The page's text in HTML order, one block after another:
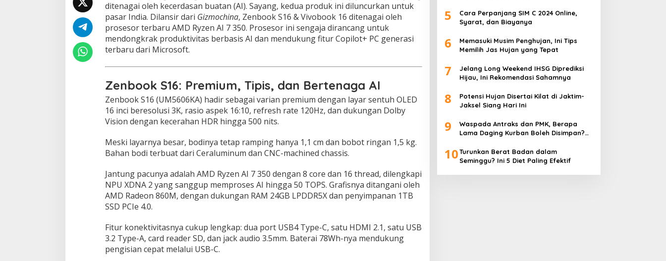
6
&
V
v
o
o
k
1
6
,
U
u
n
g
r
o
s
e
s
r
R
y
ditenagai oleh kecerdasan buatan (AI). Sayang, kedua produk ini diluncurkan untuk
pasar India. Dilansir dari Gizmochina, Zenbook S16 & Vivobook 16 ditenagai oleh
prosesor terbaru AMD Ryzen AI 7 350. Prosesor ini sengaja dirancang untuk
mendongkrak produktivitas berbasis AI dan mendukung fitur Copilot+ PC generasi
terbaru dari Microsoft.
Zenbook S16: Premium, Tipis, dan Bertenaga AI
Zenbook S16 (UM5606KA) hadir sebagai varian premium dengan layar sentuh OLED
16 inci beresolusi 3K, rasio aspek 16:10, refresh rate 120Hz, dan dukungan Dolby
Vision dengan kecerahan HDR hingga 500 nits.
Meski layarnya besar, bodinya tetap ramping hanya 1,1 cm dan bobot ringan 1,5 kg.
Bahan bodi terbuat dari Ceraluminum dan CNC-machined chassis.
Jantung pacunya adalah AMD Ryzen AI 7 350 dengan 8 core dan 16 thread, dilengkapi
NPU XDNA 2 yang sanggup memproses AI hingga 50 TOPS. Grafisnya ditangani oleh
AMD Radeon 860M, dengan dukungan RAM 24GB LPDDR5X dan penyimpanan 1TB
SSD PCIe 4.0.
Fitur konektivitasnya cukup lengkap: dua port USB4 Type-C, satu HDMI 2.1, satu USB
3.2 Type-A, card reader SD, dan jack audio 3.5mm. Baterai 78Wh-nya mendukung
pengisian cepat melalui USB-C.
5
Cara Perpanjang SIM C 2024 Online,
Syarat, dan Biayanya
6
Memasuki Musim Penghujan, Ini Tips
Memilih Jas Hujan yang Tepat
7
Jelang Long Weekend IHSG Diprediksi
Hijau, Ini Rekomendasi Sahamnya
8
Potensi Hujan Disertai Kilat di Jaktim-
Jaksel Siang Hari Ini
9
Waspada Antraks dan PMK, Berapa
Lama Daging Kurban Boleh Disimpan?
10Turunkan Berat Badan dalam
Seminggu? Ini 5 Diet Paling Efektif